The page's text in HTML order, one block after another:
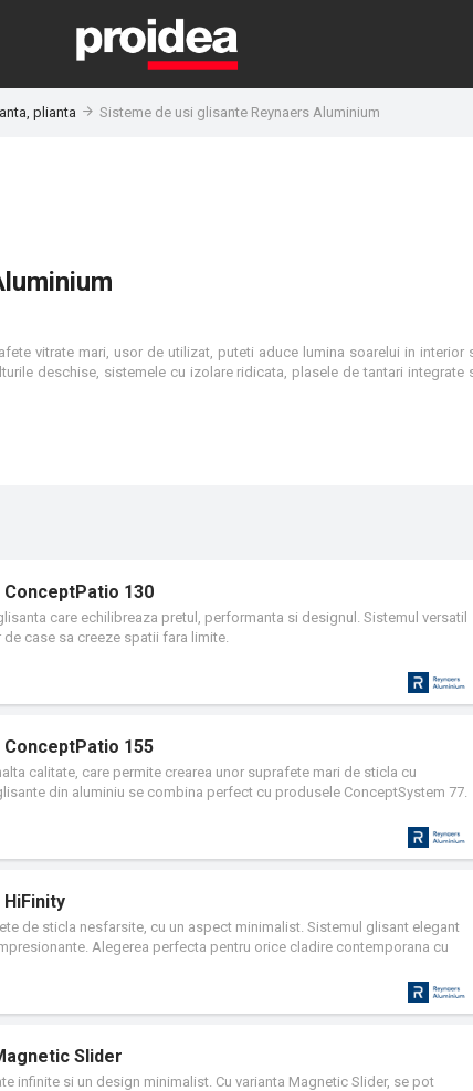
plianta Sisteme de usi glisante Reynaers Aluminium
vitrate mari, usor de utilizat, puteti aduce lumina soarelui in interior
deschise, sistemele cu izolare ridicata, plasele de tantari integrate
130
care echilibreaza pretul, performanta si designul. Sistemul versatil
case sa creeze spatii fara limite.
155
calitate, care permite crearea unor suprafete mari de sticla cu
din aluminiu se combina perfect cu produsele ConceptSystem 77.
de sticla nesfarsite, cu un aspect minimalist. Sistemul glisant elegant
Alegerea perfecta pentru orice cladire contemporana cu
Slider
infinite si un design minimalist. Cu varianta Magnetic Slider, se pot